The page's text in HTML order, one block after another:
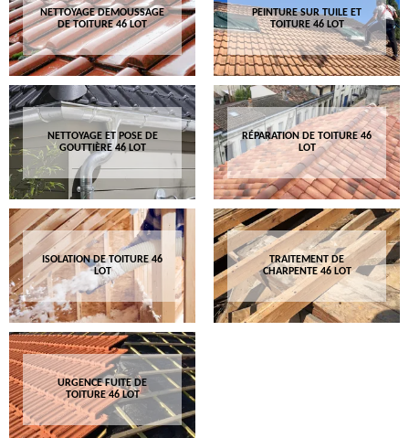
NETTOYAGE DEMOUSSAGE
DE TOITURE 46 LOT
PEINTURE SUR TUILE ET
TOITURE 46 LOT
NETTOYAGE ET POSE DE
GOUTTIÈRE 46 LOT
RÉPARATION DE TOITURE 46
LOT
ISOLATION DE TOITURE 46
LOT
TRAITEMENT DE
CHARPENTE 46 LOT
URGENCE FUITE DE
TOITURE 46 LOT